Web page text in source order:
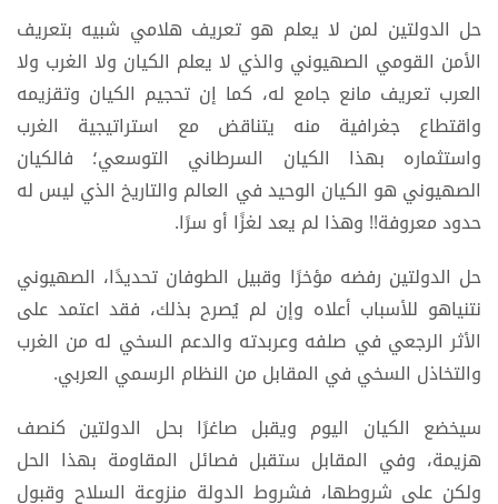
حل الدولتين لمن لا يعلم هو تعريف هلامي شبيه بتعريف
الأمن القومي الصهيوني والذي لا يعلم الكيان ولا الغرب ولا
العرب تعريف مانع جامع له، كما إن تحجيم الكيان وتقزيمه
واقتطاع جغرافية منه يتناقض مع استراتيجية الغرب
واستثماره بهذا الكيان السرطاني التوسعي؛ فالكيان
الصهيوني هو الكيان الوحيد في العالم والتاريخ الذي ليس له
حدود معروفة!! وهذا لم يعد لغزًا أو سرًا.
حل الدولتين رفضه مؤخرًا وقبيل الطوفان تحديدًا، الصهيوني
نتنياهو للأسباب أعلاه وإن لم يُصرح بذلك، فقد اعتمد على
الأثر الرجعي في صلفه وعربدته والدعم السخي له من الغرب
والتخاذل السخي في المقابل من النظام الرسمي العربي.
سيخضع الكيان اليوم ويقبل صاغرًا بحل الدولتين كنصف
هزيمة، وفي المقابل ستقبل فصائل المقاومة بهذا الحل
ولكن على شروطها، فشروط الدولة منزوعة السلاح وقبول